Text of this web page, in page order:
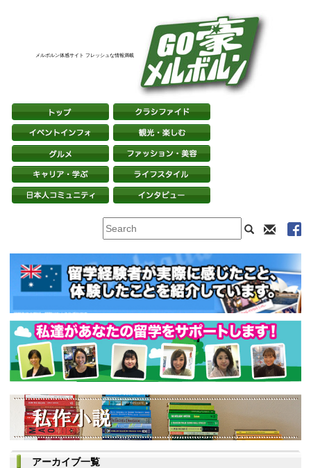
メルボルン体感サイト フレッシュな情報満載
アーカイブ一覧